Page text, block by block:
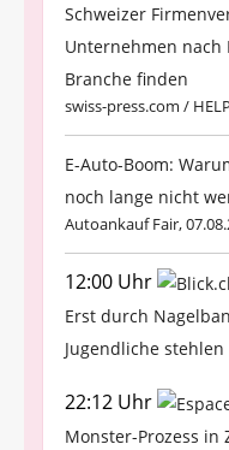
Schweizer
Unternehmen nach
Branche finden
swiss-press.com /
E-Auto-Boom:
noch lange nicht
Autoankauf Fair,
12:00 Uhr
Erst durch
Jugendliche
22:12 Uhr
Monster-Prozess in